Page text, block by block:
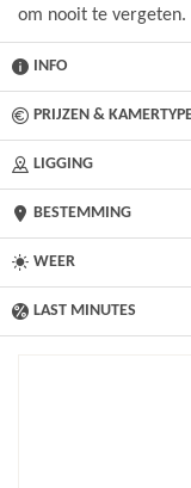
om nooit te vergeten.
INFO
PRIJZEN &
LIGGING
BESTEMMING
WEER
LAST MINUTES